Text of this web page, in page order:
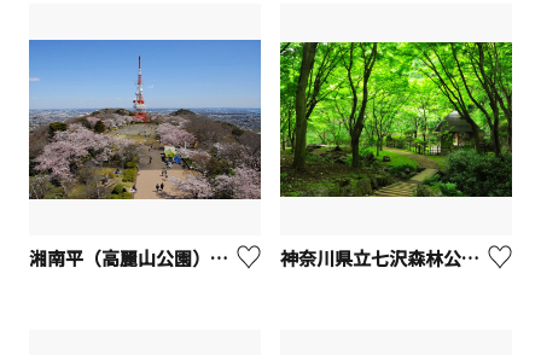
湘南平（高麗山公園）【平塚市】 神奈川県立七沢森林公園【厚木市】